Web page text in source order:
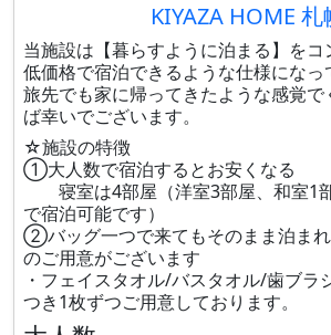
KIYAZA HOME 札
当施設は【暮らすように泊まる】をコ
低価格で宿泊できるような仕様になっ
旅先でも家に帰ってきたような感覚
ば幸いでございます。
☆施設の特徴
①大人数で宿泊するとお安くなる
寝室は4部屋（洋室3部屋、和室1
で宿泊可能です）
②バッグ一つで来てもそのまま泊ま
のご用意がございます
・フェイスタオル/バスタオル/歯ブ
つき1枚ずつご用意しております。